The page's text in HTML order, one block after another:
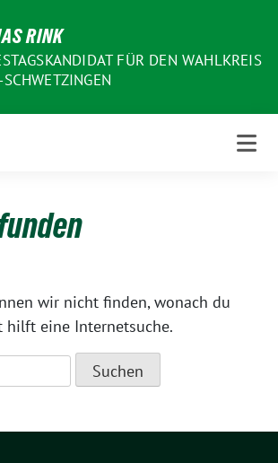
RINK
FÜR DEN WAHLKREIS
wir nicht finden, wonach du
hilft eine Internetsuche.